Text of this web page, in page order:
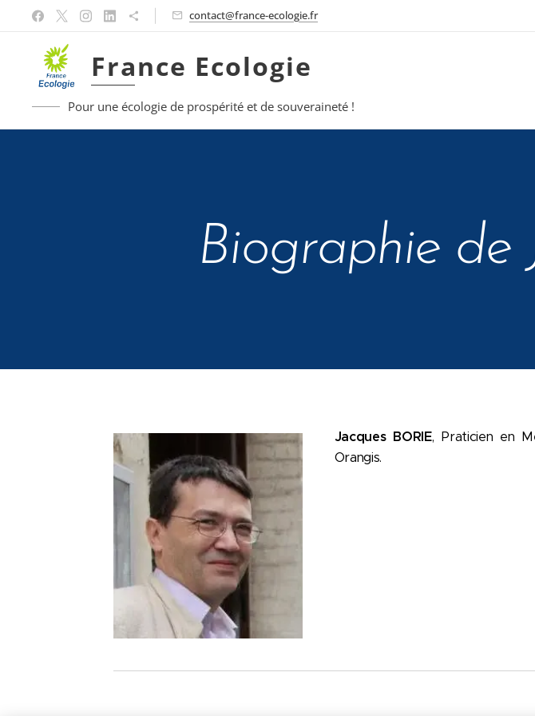
contact@france-ecologie.fr
France Ecologie
Pour une écologie de prospérité et de souveraineté !
Biographie de
Jacques BORIE, Praticien en
Orangis.